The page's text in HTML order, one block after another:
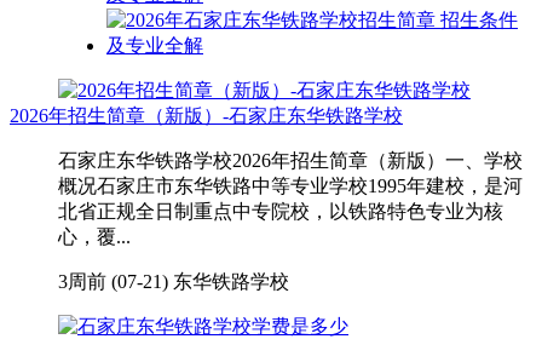
2026年招生简章（新版）-石家庄东华铁路学校
石家庄东华铁路学校2026年招生简章（新版）一、学校
概况石家庄市东华铁路中等专业学校1995年建校，是河
北省正规全日制重点中专院校，以铁路特色专业为核
心，覆...
3周前 (07-21) 东华铁路学校